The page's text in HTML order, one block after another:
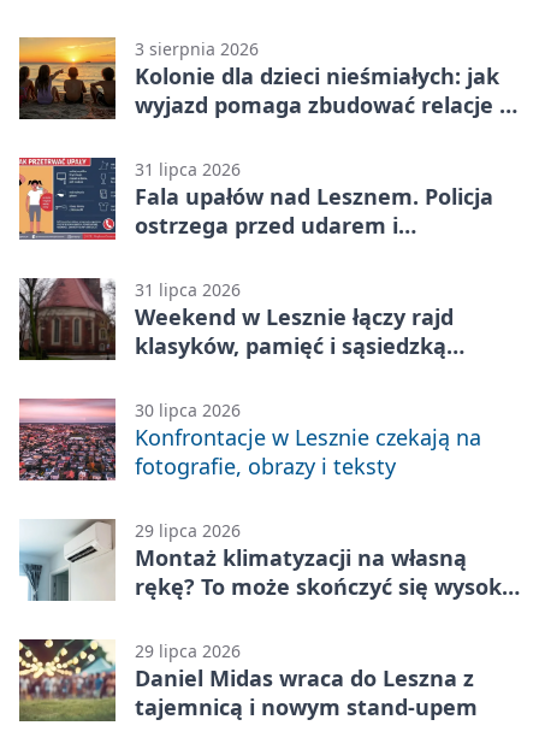
3 sierpnia 2026
Kolonie dla dzieci nieśmiałych: jak
wyjazd pomaga zbudować relacje z
31 lipca 2026
Fala upałów nad Lesznem. Policja
ostrzega przed udarem i
31 lipca 2026
Weekend w Lesznie łączy rajd
klasyków, pamięć i sąsiedzką
30 lipca 2026
Konfrontacje w Lesznie czekają na
fotografie, obrazy i teksty
29 lipca 2026
Montaż klimatyzacji na własną
rękę? To może skończyć się wysoką
29 lipca 2026
Daniel Midas wraca do Leszna z
tajemnicą i nowym stand-upem